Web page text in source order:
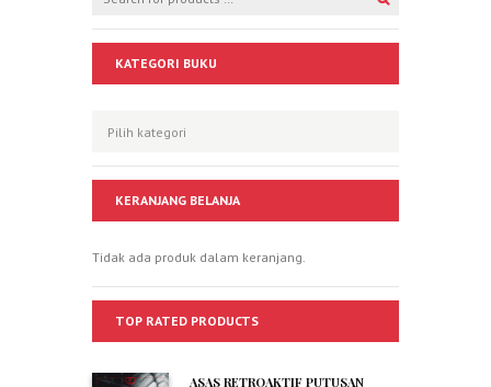
KATEGORI BUKU
KERANJANG BELANJA
Tidak ada produk dalam keranjang.
TOP RATED PRODUCTS
ASAS RETROAKTIF PUTUSAN